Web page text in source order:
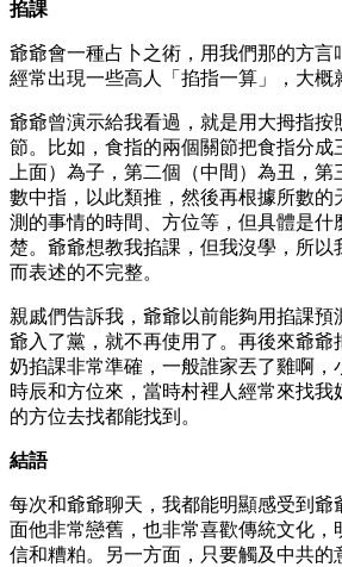
掐課
爺爺會一種占卜之術，用我們那的方言
經常出現一些高人「掐指一算」，大概
爺爺曾演示給我看過，就是用大拇指按
節。比如，食指的兩個關節把食指分成
上面）為子，第二個（中間）為丑，
數中指，以此類推，然後再根據所數的
測的事情的時間、方位等，但具體是什
楚。爺爺想教我掐課，但我沒學，所以
而表述的不完整。
親戚們告訴我，爺爺以前能夠用掐課預
爺入了黨，就不再使用了。再後來爺爺
奶掐課非常準確，一般誰家丟了雞啊，
時辰和方位來，當時村裡人經常來找我
的方位去找都能找到。
結語
每次和爺爺聊天，我都能明顯感受到爺
面他非常戀舊，也非常喜歡傳統文化，
信和糟粕。另一方面，只要觸及中共的